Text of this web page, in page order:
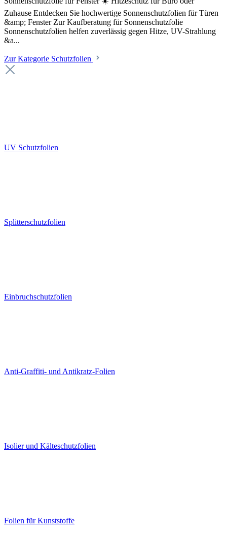
Zuhause Entdecken Sie hochwertige Sonnenschutzfolien für Türen
&amp; Fenster Zur Kaufberatung für Sonnenschutzfolie
Sonnenschutzfolien helfen zuverlässig gegen Hitze, UV-Strahlung
&a...
Zur Kategorie Schutzfolien
UV Schutzfolien
Splitterschutzfolien
Einbruchschutzfolien
Anti-Graffiti- und Antikratz-Folien
Isolier und Kälteschutzfolien
Folien für Kunststoffe